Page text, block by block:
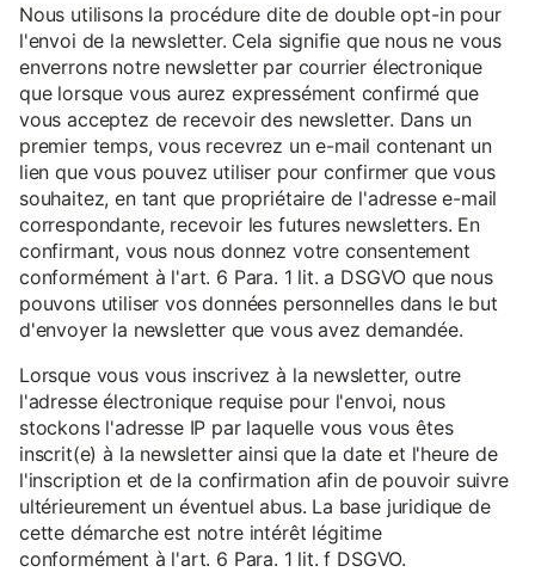
Nous utilisons la procédure dite de double opt-in pour
l'envoi de la newsletter. Cela signifie que nous ne vous
enverrons notre newsletter par courrier électronique
que lorsque vous aurez expressément confirmé que
vous acceptez de recevoir des newsletter. Dans un
premier temps, vous recevrez un e-mail contenant un
lien que vous pouvez utiliser pour confirmer que vous
souhaitez, en tant que propriétaire de l'adresse e-mail
correspondante, recevoir les futures newsletters. En
confirmant, vous nous donnez votre consentement
conformément à l'art. 6 Para. 1 lit. a DSGVO que nous
pouvons utiliser vos données personnelles dans le but
d'envoyer la newsletter que vous avez demandée.
Lorsque vous vous inscrivez à la newsletter, outre
l'adresse électronique requise pour l'envoi, nous
stockons l'adresse IP par laquelle vous vous êtes
inscrit(e) à la newsletter ainsi que la date et l'heure de
l'inscription et de la confirmation afin de pouvoir suivre
ultérieurement un éventuel abus. La base juridique de
cette démarche est notre intérêt légitime
conformément à l'art. 6 Para. 1 lit. f DSGVO.